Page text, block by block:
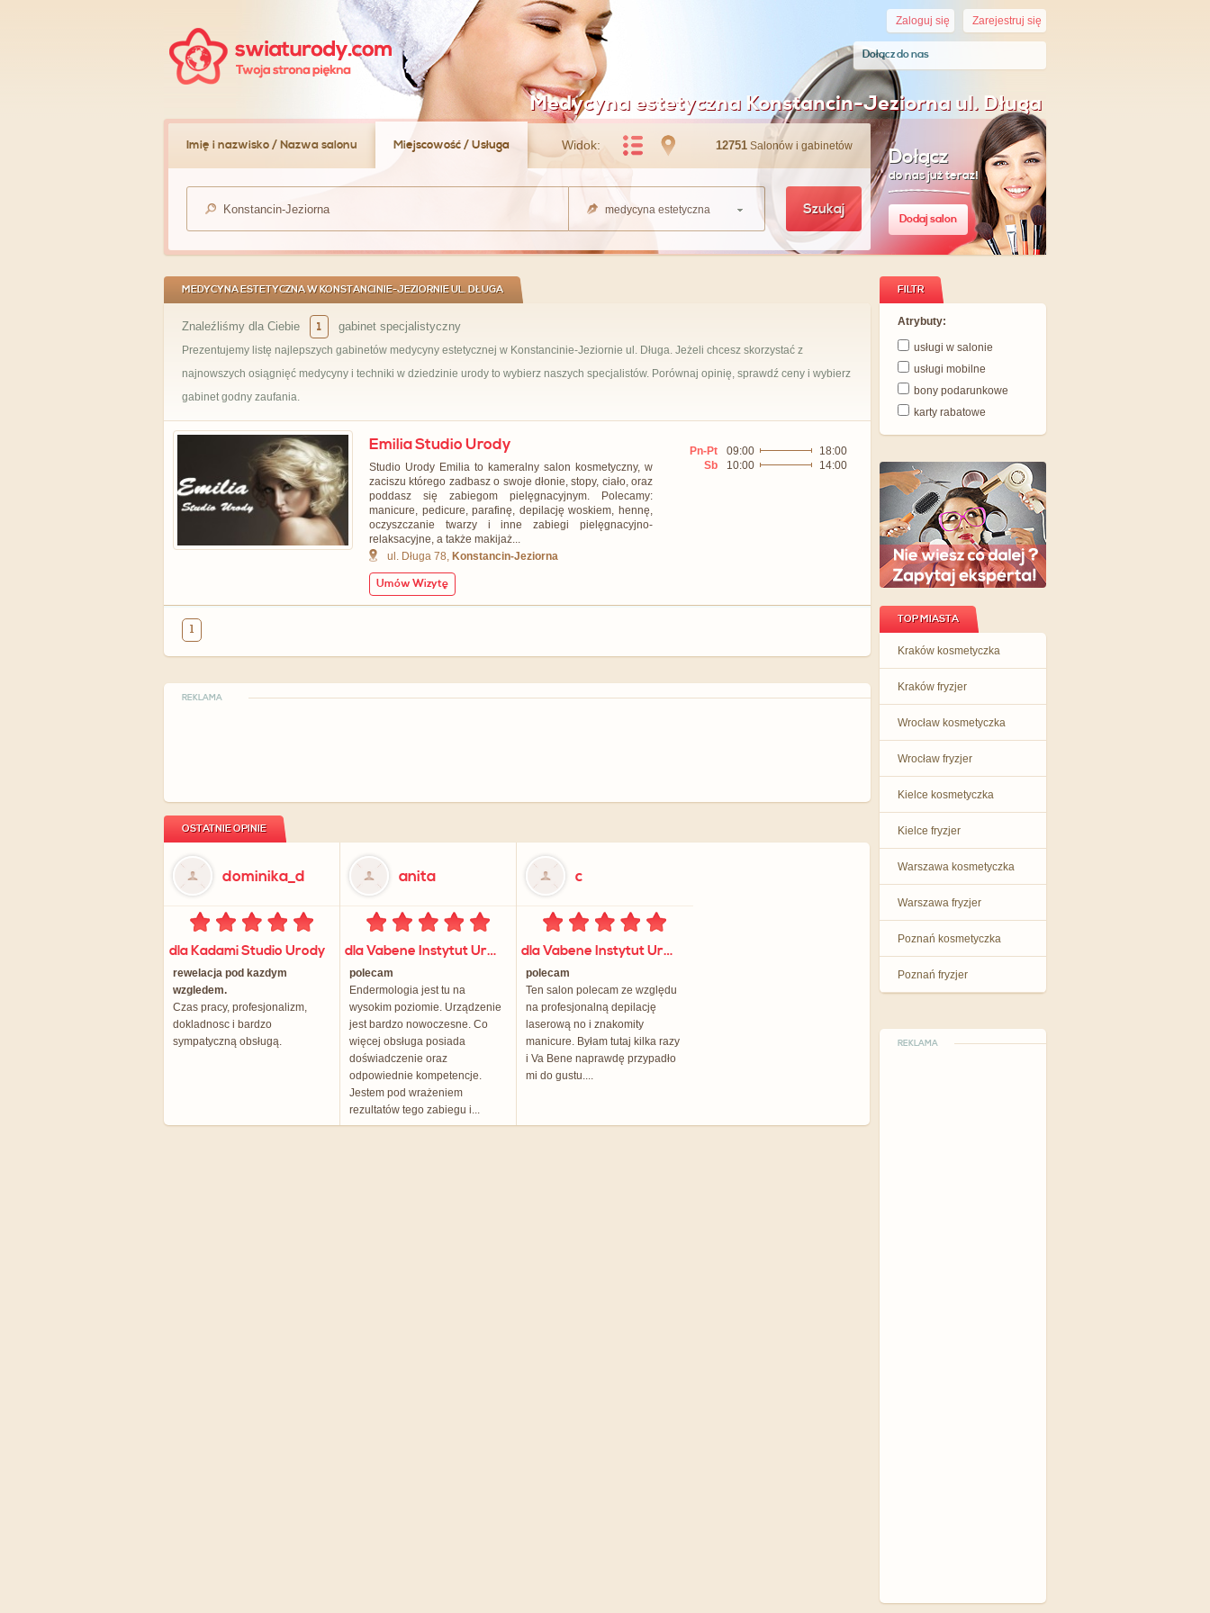
Zarejestruj się
Zaloguj się
Dołącz do nas
Medycyna estetyczna Konstancin-Jeziorna ul. Długa
Imię i nazwisko / Nazwa salonu Miejscowość / Usługa 12751 Salonów i gabinetów
Widok:
medycyna estetyczna Szukaj
Dołącz
do nas już teraz!
Dodaj salon
MEDYCYNA ESTETYCZNA W KONSTANCINIE-JEZIORNIE UL. DŁUGA
Znaleźliśmy dla Ciebie 1 gabinet specjalistyczny
Prezentujemy listę najlepszych gabinetów medycyny estetycznej w Konstancinie-Jeziornie ul. Długa. Jeżeli chcesz skorzystać z
najnowszych osiągnięć medycyny i techniki w dziedzinie urody to wybierz naszych specjalistów. Porównaj opinię, sprawdź ceny i wybierz
gabinet godny zaufania.
Emilia Studio Urody
Studio Urody Emilia to kameralny salon kosmetyczny, w
zaciszu którego zadbasz o swoje dłonie, stopy, ciało, oraz
poddasz się zabiegom pielęgnacyjnym. Polecamy:
manicure, pedicure, parafinę, depilację woskiem, hennę,
oczyszczanie twarzy i inne zabiegi pielęgnacyjno-
relaksacyjne, a także makijaż...
ul. Długa 78, Konstancin-Jeziorna
Umów Wizytę
Pn-Pt 09:00
18:00
Sb
10:00 14:00
1
FILTR
Atrybuty:
usługi w salonie
usługi mobilne
bony podarunkowe
karty rabatowe
TOP MIASTA
Kraków kosmetyczka
Kraków fryzjer
Wrocław kosmetyczka
Wrocław fryzjer
Kielce kosmetyczka
Kielce fryzjer
Warszawa kosmetyczka
Warszawa fryzjer
Poznań kosmetyczka
Poznań fryzjer
REKLAMA
REKLAMA
OSTATNIE OPINIE
dominika_d
dla Kadami Studio Urody
rewelacja pod kazdym
wzgledem.
Czas pracy, profesjonalizm,
dokladnosc i bardzo
sympatyczną obsługą.
anita
dla Vabene Instytut Urody
polecam
Endermologia jest tu na
wysokim poziomie. Urządzenie
jest bardzo nowoczesne. Co
więcej obsługa posiada
doświadczenie oraz
odpowiednie kompetencje.
Jestem pod wrażeniem
rezultatów tego zabiegu i...
c
dla Vabene Instytut Urody
polecam
Ten salon polecam ze względu
na profesjonalną depilację
laserową no i znakomity
manicure. Byłam tutaj kilka razy
i Va Bene naprawdę przypadło
mi do gustu....